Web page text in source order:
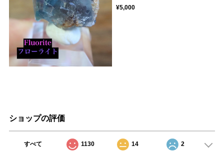
¥5,000
ショップの評価
すべて 1130 14 2